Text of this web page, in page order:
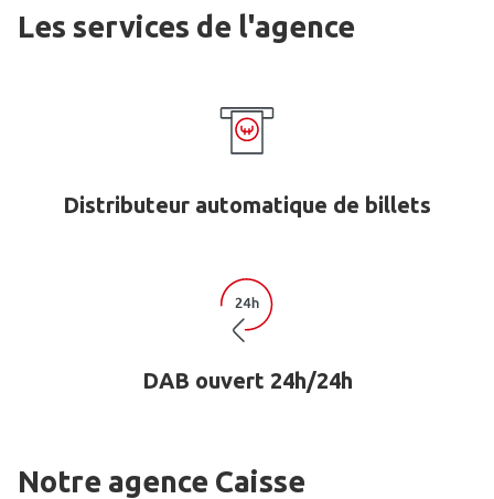
Les services de l'agence
Distributeur automatique de billets
DAB ouvert 24h/24h
Notre agence Caisse